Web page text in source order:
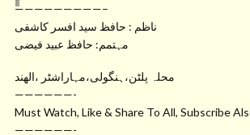
ٓٓٓٓٓٓٓٓٓٓٓٓٓٓ—————————–
ناظم : حافظ سید افسر کاشفی
مہتمم: حافظ عبید فیضی
محلہ پلٹن،ہنگولی،مہاراشٹر ،الھند
——————-
Must Watch, Like & Share To All, Subscribe
——————-